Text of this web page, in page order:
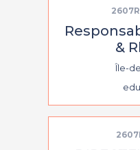
&
Île-